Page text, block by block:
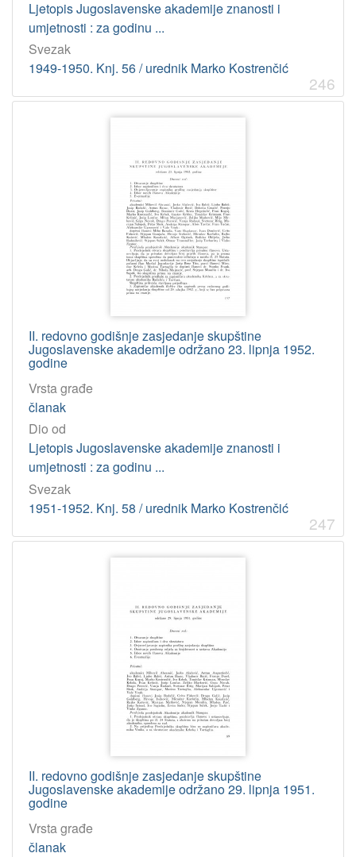
Ljetopis Jugoslavenske akademije znanosti i
umjetnosti : za godinu ...
Svezak
1949-1950. Knj. 56 / urednik Marko Kostrenčić
246
II. redovno godišnje zasjedanje skupštine
Jugoslavenske akademije održano 23. lipnja 1952.
godine
Vrsta građe
članak
Dio od
Ljetopis Jugoslavenske akademije znanosti i
umjetnosti : za godinu ...
Svezak
1951-1952. Knj. 58 / urednik Marko Kostrenčić
247
II. redovno godišnje zasjedanje skupštine
Jugoslavenske akademije održano 29. lipnja 1951.
godine
Vrsta građe
članak